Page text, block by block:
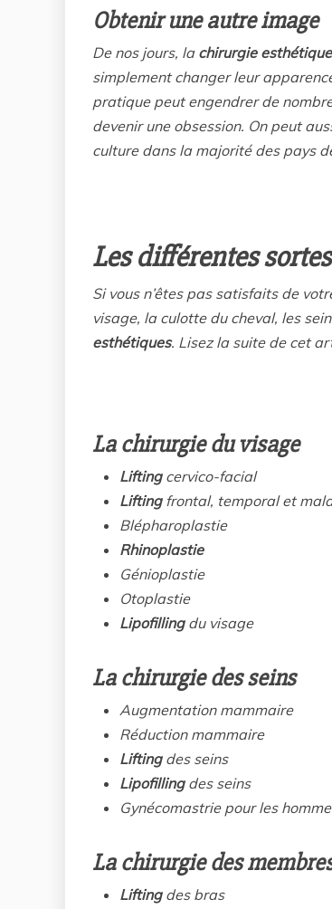
Obtenir une autre image
De nos jours, la chirurgie esthétique
simplement changer leur
pratique peut engendrer de
devenir une obsession. On peut
culture dans la majorité des pays
Les différentes
Si vous n’êtes pas satisfaits de
visage, la culotte du cheval, les
esthétiques. Lisez la suite de cet
La chirurgie du visage
Liftingcervico-facial
Liftingfrontal, temporal et
Blépharoplastie
Rhinoplastie
Génioplastie
Otoplastie
Lipofillingdu visage
La chirurgie des seins
Augmentation mammaire
Réduction mammaire
Liftingdes seins
Lipofillingdes seins
Gynécomastrie pour les
La chirurgie des
Liftingdes bras